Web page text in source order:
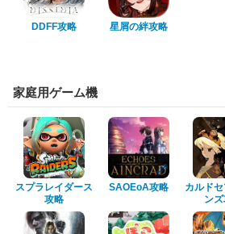
DDFF攻略 星屑の絆攻略
家庭用ゲーム機
スプラレイダース
攻略
SAOEoA攻略
カルド
ン